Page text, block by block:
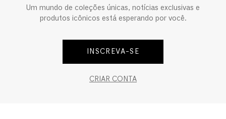
Um mundo de coleções únicas, notícias exclusivas e
produtos icônicos está esperando por você.
INSCREVA-SE
CRIAR CONTA